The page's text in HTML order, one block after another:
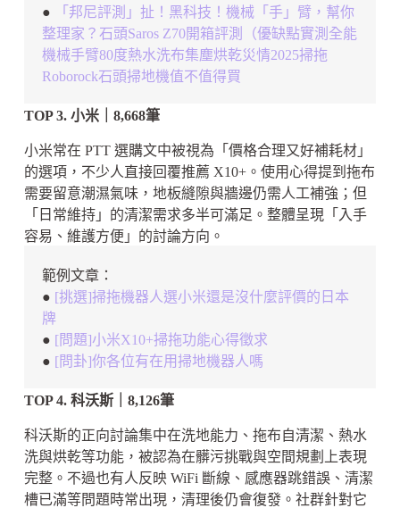
●
「邦尼評測」扯！黑科技！機械「手」臂，幫你
整理家？石頭Saros Z70開箱評測（優缺點實測全能
機械手臂80度熱水洗布集塵烘乾災情2025掃拖
Roborock石頭掃地機值不值得買
TOP 3. 小米｜8,668筆
小米常在 PTT 選購文中被視為「價格合理又好補耗材」
的選項，不少人直接回覆推薦 X10+。使用心得提到拖布
需要留意潮濕氣味，地板縫隙與牆邊仍需人工補強；但
「日常維持」的清潔需求多半可滿足。整體呈現「入手
容易、維護方便」的討論方向。
範例文章：
● [挑選]掃拖機器人選小米還是沒什麼評價的日本
牌
● [問題]小米X10+掃拖功能心得徵求
● [問卦]你各位有在用掃地機器人嗎
TOP 4. 科沃斯｜8,126筆
科沃斯的正向討論集中在洗地能力、拖布自清潔、熱水
洗與烘乾等功能，被認為在髒污挑戰與空間規劃上表現
完整。不過也有人反映 WiFi 斷線、感應器跳錯誤、清潔
槽已滿等問題時常出現，清理後仍會復發。社群針對它